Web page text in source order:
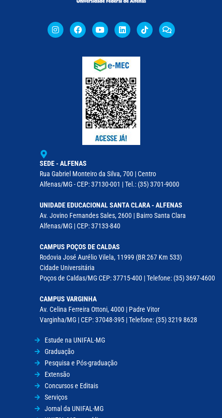
SEDE - ALFENAS
Rua Gabriel Monteiro da Silva, 700 | Centro
Alfenas/MG - CEP: 37130-001 | Tel.: (35) 3701-9000
UNIDADE EDUCACIONAL SANTA CLARA - ALFENAS
Av. Jovino Fernandes Sales, 2600 | Bairro Santa Clara
Alfenas/MG | CEP: 37133-840
CAMPUS POÇOS DE CALDAS
Rodovia José Aurélio Vilela, 11999 (BR 267 Km 533)
Cidade Universitária
Poços de Caldas/MG CEP: 37715-400 | Telefone: (35) 3697-4600
CAMPUS VARGINHA
Av. Celina Ferreira Ottoni, 4000 | Padre Vitor
Varginha/MG | CEP: 37048-395 | Telefone: (35) 3219 8628
Estude na UNIFAL-MG
Graduação
Pesquisa e Pós-graduação
Extensão
Concursos e Editais
Serviços
Jornal da UNIFAL-MG